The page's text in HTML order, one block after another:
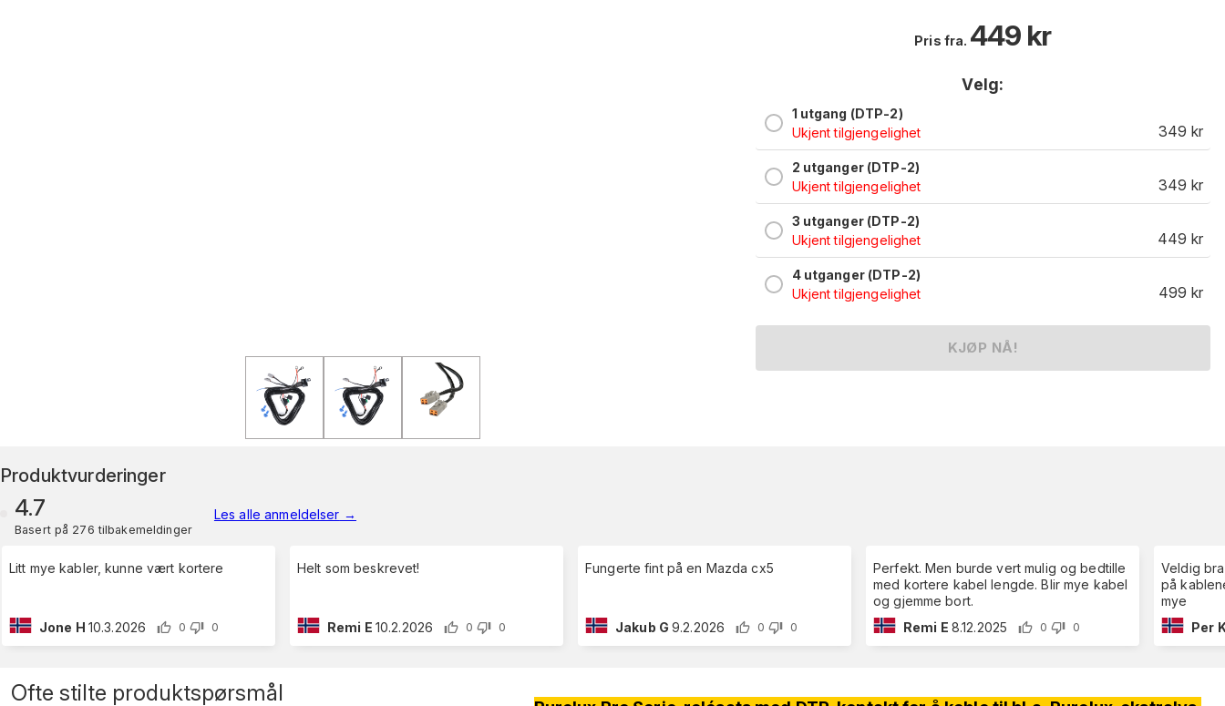
Pris fra. 449 kr
Velg:
1 utgang (DTP-2)
Ukjent tilgjengelighet
349 kr
2 utganger (DTP-2)
Ukjent tilgjengelighet
349 kr
3 utganger (DTP-2)
Ukjent tilgjengelighet
449 kr
4 utganger (DTP-2)
Ukjent tilgjengelighet
499 kr
KJØP NÅ!
Produktvurderinger
4.7
Basert på 276 tilbakemeldinger
Les alle anmeldelser →
Litt mye kabler, kunne vært kortere
Jone H 10.3.2026 0 0
Helt som beskrevet!
Remi E 10.2.2026 0 0
Fungerte fint på en Mazda cx5
Jakub G 9.2.2026 0 0
Perfekt. Men burde vert mulig og bedtille
med kortere kabel lengde. Blir mye kabel
og gjemme bort.
Remi E 8.12.2025 0 0
Veldig
på
mye
Per
Ofte stilte produktspørsmål